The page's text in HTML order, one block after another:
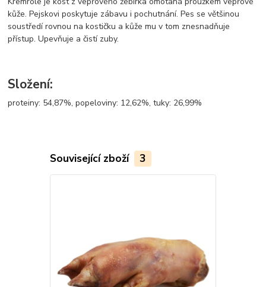
kůže. Pejskovi poskytuje zábavu i pochutnání. Pes se většinou
soustředí rovnou na kostičku a kůže mu v tom znesnadňuje
přístup. Upevňuje a čistí zuby.
Složení:
proteiny: 54,87%, popeloviny: 12,62%, tuky: 26,99%
Související zboží 3